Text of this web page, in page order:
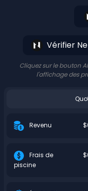
Vérifier
Cliquez sur le bouton
l'affichage des
Revenu
Frais de
piscine